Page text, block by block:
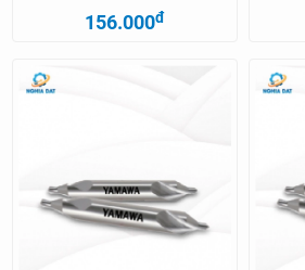
156.000đ